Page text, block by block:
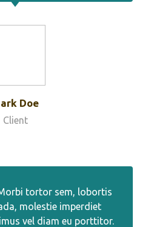
Doe
Client
tortor sem, lobortis
molestie imperdiet
vel diam eu porttitor.